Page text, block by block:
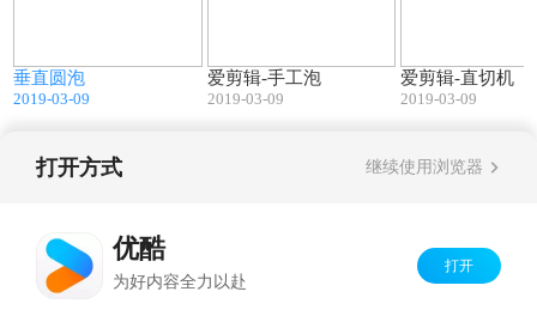
垂直圆泡
2019-03-09
爱剪辑-手工泡
2019-03-09
爱剪辑-直切机
2019-03-09
打开方式 继续使用浏览器
优酷
为好内容全力以赴
打开